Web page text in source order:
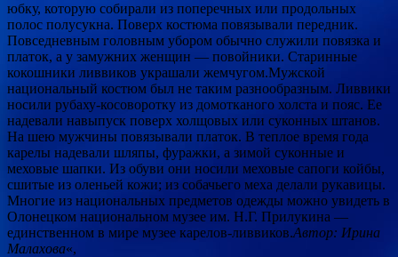
юбку, которую собирали из поперечных или продольных
полос полусукна. Поверх костюма повязывали передник.
Повседневным головным убором обычно служили повязка и
платок, а у замужних женщин — повойники. Старинные
кокошники ливвиков украшали жемчугом.Мужской
национальный костюм был не таким разнообразным. Ливвики
носили рубаху-косоворотку из домотканого холста и пояс. Ее
надевали навыпуск поверх холщовых или суконных штанов.
На шею мужчины повязывали платок. В теплое время года
карелы надевали шляпы, фуражки, а зимой суконные и
меховые шапки. Из обуви они носили меховые сапоги койбы,
сшитые из оленьей кожи; из собачьего меха делали рукавицы.
Многие из национальных предметов одежды можно увидеть в
Олонецком национальном музее им. Н.Г. Прилукина —
единственном в мире музее карелов-ливвиков.Автор: Ирина
Малахова«,